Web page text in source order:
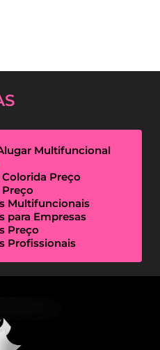
Multifuncional
Preço
Multifuncionais
para Empresas
Preço
Profissionais
de Impressão
Locação